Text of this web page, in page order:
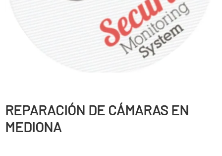
REPARACIÓN DE CÁMARAS EN
MEDIONA